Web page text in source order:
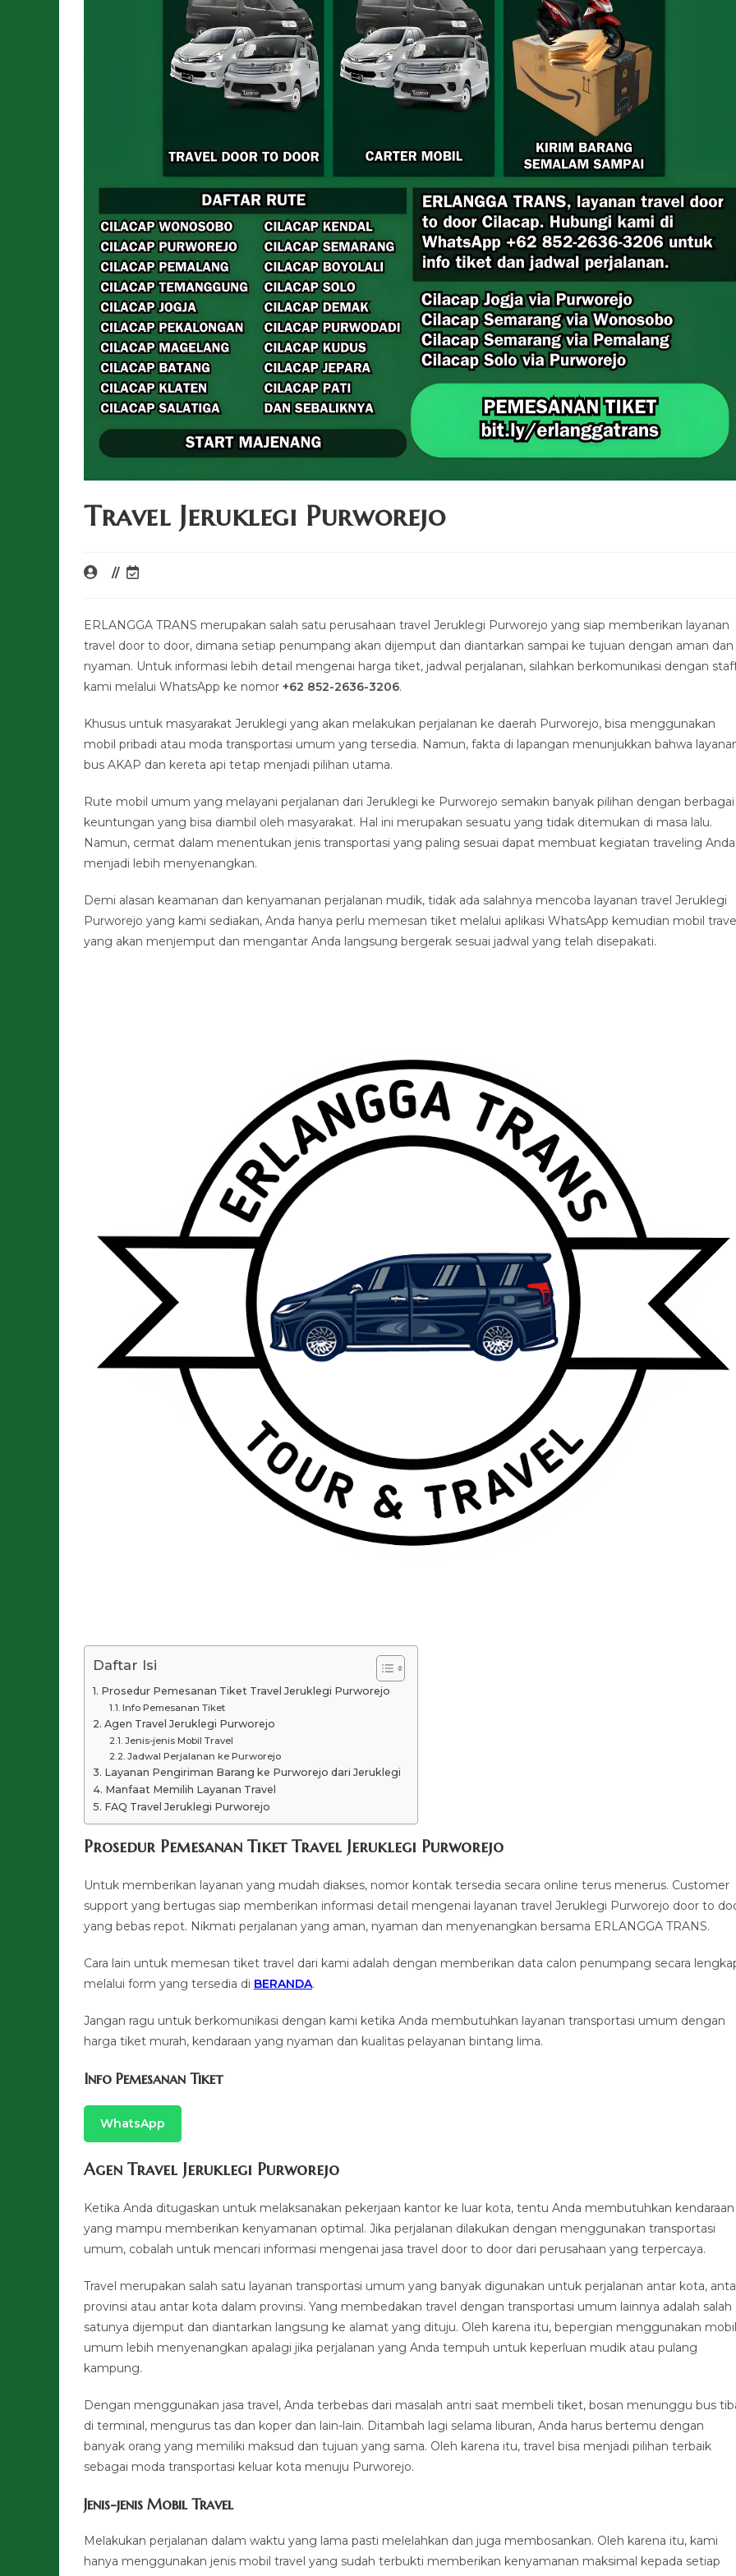
Travel Jeruklegi Purworejo
ERLANGGA TRANS merupakan salah satu perusahaan travel Jeruklegi Purworejo yang siap memberikan layanan
travel door to door, dimana setiap penumpang akan dijemput dan diantarkan sampai ke tujuan dengan aman dan
nyaman. Untuk informasi lebih detail mengenai harga tiket, jadwal perjalanan, silahkan berkomunikasi dengan
kami melalui WhatsApp ke nomor +62 852-2636-3206.
Khusus untuk masyarakat Jeruklegi yang akan melakukan perjalanan ke daerah Purworejo, bisa menggunakan
mobil pribadi atau moda transportasi umum yang tersedia. Namun, fakta di lapangan menunjukkan bahwa
bus AKAP dan kereta api tetap menjadi pilihan utama.
Rute mobil umum yang melayani perjalanan dari Jeruklegi ke Purworejo semakin banyak pilihan dengan berbagai
keuntungan yang bisa diambil oleh masyarakat. Hal ini merupakan sesuatu yang tidak ditemukan di masa lalu.
Namun, cermat dalam menentukan jenis transportasi yang paling sesuai dapat membuat kegiatan traveling Anda
menjadi lebih menyenangkan.
Demi alasan keamanan dan kenyamanan perjalanan mudik, tidak ada salahnya mencoba layanan travel Jeruklegi
Purworejo yang kami sediakan, Anda hanya perlu memesan tiket melalui aplikasi WhatsApp kemudian mobil
yang akan menjemput dan mengantar Anda langsung bergerak sesuai jadwal yang telah disepakati.
Daftar Isi
Prosedur Pemesanan Tiket Travel Jeruklegi Purworejo
Info Pemesanan Tiket
Agen Travel Jeruklegi Purworejo
Jenis-jenis Mobil Travel
Jadwal Perjalanan ke Purworejo
Layanan Pengiriman Barang ke Purworejo dari Jeruklegi
Manfaat Memilih Layanan Travel
FAQ Travel Jeruklegi Purworejo
Prosedur Pemesanan Tiket Travel Jeruklegi Purworejo
Untuk memberikan layanan yang mudah diakses, nomor kontak tersedia secara online terus menerus. Customer
support yang bertugas siap memberikan informasi detail mengenai layanan travel Jeruklegi Purworejo door to
yang bebas repot. Nikmati perjalanan yang aman, nyaman dan menyenangkan bersama ERLANGGA TRANS.
Cara lain untuk memesan tiket travel dari kami adalah dengan memberikan data calon penumpang secara
melalui form yang tersedia di BERANDA.
Jangan ragu untuk berkomunikasi dengan kami ketika Anda membutuhkan layanan transportasi umum dengan
harga tiket murah, kendaraan yang nyaman dan kualitas pelayanan bintang lima.
Info Pemesanan Tiket
WhatsApp
Agen Travel Jeruklegi Purworejo
Ketika Anda ditugaskan untuk melaksanakan pekerjaan kantor ke luar kota, tentu Anda membutuhkan kendaraan
yang mampu memberikan kenyamanan optimal. Jika perjalanan dilakukan dengan menggunakan transportasi
umum, cobalah untuk mencari informasi mengenai jasa travel door to door dari perusahaan yang terpercaya.
Travel merupakan salah satu layanan transportasi umum yang banyak digunakan untuk perjalanan antar kota,
provinsi atau antar kota dalam provinsi. Yang membedakan travel dengan transportasi umum lainnya adalah salah
satunya dijemput dan diantarkan langsung ke alamat yang dituju. Oleh karena itu, bepergian menggunakan mobil
umum lebih menyenangkan apalagi jika perjalanan yang Anda tempuh untuk keperluan mudik atau pulang
kampung.
Dengan menggunakan jasa travel, Anda terbebas dari masalah antri saat membeli tiket, bosan menunggu bus
di terminal, mengurus tas dan koper dan lain-lain. Ditambah lagi selama liburan, Anda harus bertemu dengan
banyak orang yang memiliki maksud dan tujuan yang sama. Oleh karena itu, travel bisa menjadi pilihan terbaik
sebagai moda transportasi keluar kota menuju Purworejo.
Jenis-jenis Mobil Travel
Melakukan perjalanan dalam waktu yang lama pasti melelahkan dan juga membosankan. Oleh karena itu, kami
hanya menggunakan jenis mobil travel yang sudah terbukti memberikan kenyamanan maksimal kepada setiap